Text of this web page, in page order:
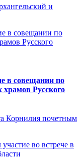
и
в совещании по
храмов Русского
Корнилия почетным